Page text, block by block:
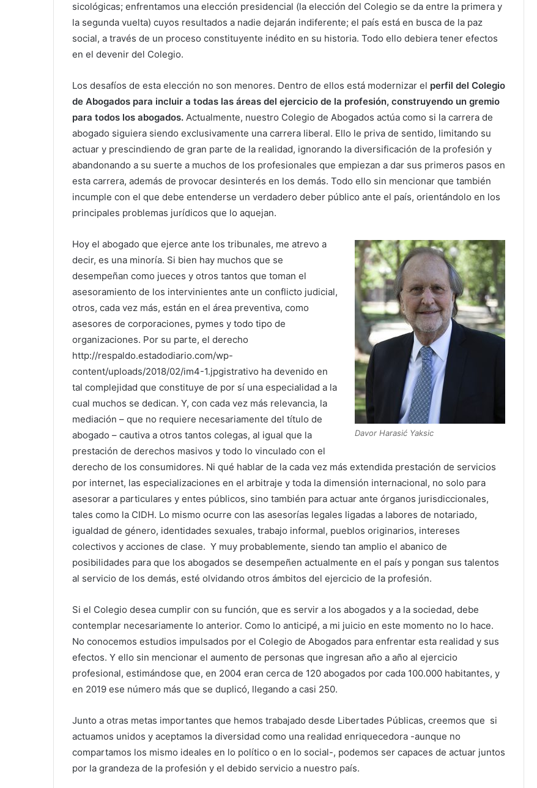
sicológicas; enfrentamos una elección presidencial (la elección del Colegio se da entre la primera y
la segunda vuelta) cuyos resultados a nadie dejarán indiferente; el país está en busca de la paz
social, a través de un proceso constituyente inédito en su historia. Todo ello debiera tener efectos
en el devenir del Colegio.
Los desafíos de esta elección no son menores. Dentro de ellos está modernizar el perfil del Colegio
de Abogados para incluir a todas las áreas del ejercicio de la profesión, construyendo un gremio
para todos los abogados. Actualmente, nuestro Colegio de Abogados actúa como si la carrera de
abogado siguiera siendo exclusivamente una carrera liberal. Ello le priva de sentido, limitando su
actuar y prescindiendo de gran parte de la realidad, ignorando la diversificación de la profesión y
abandonando a su suerte a muchos de los profesionales que empiezan a dar sus primeros pasos en
esta carrera, además de provocar desinterés en los demás. Todo ello sin mencionar que también
incumple con el que debe entenderse un verdadero deber público ante el país, orientándolo en los
principales problemas jurídicos que lo aquejan.
Davor Harasić Yaksic
Hoy el abogado que ejerce ante los tribunales, me atrevo a
decir, es una minoría. Si bien hay muchos que se
desempeñan como jueces y otros tantos que toman el
asesoramiento de los intervinientes ante un conflicto judicial,
otros, cada vez más, están en el área preventiva, como
asesores de corporaciones, pymes y todo tipo de
organizaciones. Por su parte, el derecho
http://respaldo.estadodiario.com/wp-
content/uploads/2018/02/im4-1.jpgistrativo ha devenido en
tal complejidad que constituye de por sí una especialidad a la
cual muchos se dedican. Y, con cada vez más relevancia, la
mediación – que no requiere necesariamente del título de
abogado – cautiva a otros tantos colegas, al igual que la
prestación de derechos masivos y todo lo vinculado con el
derecho de los consumidores. Ni qué hablar de la cada vez más extendida prestación de servicios
por internet, las especializaciones en el arbitraje y toda la dimensión internacional, no solo para
asesorar a particulares y entes públicos, sino también para actuar ante órganos jurisdiccionales,
tales como la CIDH. Lo mismo ocurre con las asesorías legales ligadas a labores de notariado,
igualdad de género, identidades sexuales, trabajo informal, pueblos originarios, intereses
colectivos y acciones de clase. Y muy probablemente, siendo tan amplio el abanico de
posibilidades para que los abogados se desempeñen actualmente en el país y pongan sus talentos
al servicio de los demás, esté olvidando otros ámbitos del ejercicio de la profesión.
Si el Colegio desea cumplir con su función, que es servir a los abogados y a la sociedad, debe
contemplar necesariamente lo anterior. Como lo anticipé, a mi juicio en este momento no lo hace.
No conocemos estudios impulsados por el Colegio de Abogados para enfrentar esta realidad y sus
efectos. Y ello sin mencionar el aumento de personas que ingresan año a año al ejercicio
profesional, estimándose que, en 2004 eran cerca de 120 abogados por cada 100.000 habitantes, y
en 2019 ese número más que se duplicó, llegando a casi 250.
Junto a otras metas importantes que hemos trabajado desde Libertades Públicas, creemos que si
actuamos unidos y aceptamos la diversidad como una realidad enriquecedora -aunque no
compartamos los mismo ideales en lo político o en lo social-, podemos ser capaces de actuar juntos
por la grandeza de la profesión y el debido servicio a nuestro país.